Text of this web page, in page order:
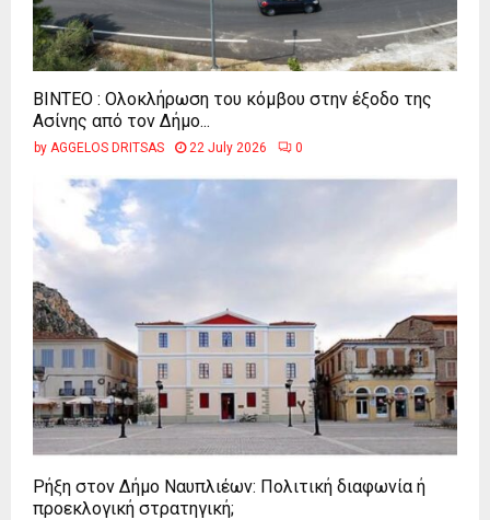
ΒΙΝΤΕΟ : Ολοκλήρωση του κόμβου στην έξοδο της
Ασίνης από τον Δήμο...
by AGGELOS DRITSAS 22 July 2026 0
Ρήξη στον Δήμο Ναυπλιέων: Πολιτική διαφωνία ή
προεκλογική στρατηγική;